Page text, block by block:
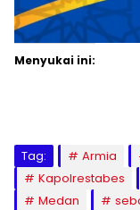
Menyukai ini:
Tag: Armia
Kapolrestabes
Medan